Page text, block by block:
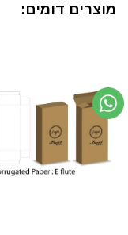
מוצרים דומים: